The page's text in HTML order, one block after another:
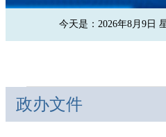
今天是：2026年8月9日
政办文件